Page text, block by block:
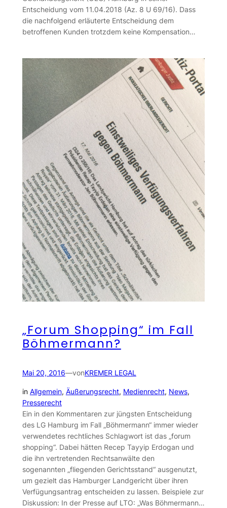
Entscheidung vom 11.04.2018 (Az. 8 U 69/16). Dass
die nachfolgend erläuterte Entscheidung dem
betroffenen Kunden trotzdem keine Kompensation…
„Forum Shopping“ im Fall
Böhmermann?
Mai 20, 2016—vonKREMER LEGAL
in Allgemein, Äußerungsrecht, Medienrecht, News
Presserecht
Ein in den Kommentaren zur jüngsten Entscheidung
des LG Hamburg im Fall „Böhmermann“ immer wieder
verwendetes rechtliches Schlagwort ist das „forum
shopping“. Dabei hätten Recep Tayyip Erdogan und
die ihn vertretenden Rechtsanwälte den
sogenannten „fliegenden Gerichtsstand“ ausgenutzt,
um gezielt das Hamburger Landgericht über ihren
Verfügungsantrag entscheiden zu lassen. Beispiele zur
Diskussion: In der Presse auf LTO: „Was Böhmermann…